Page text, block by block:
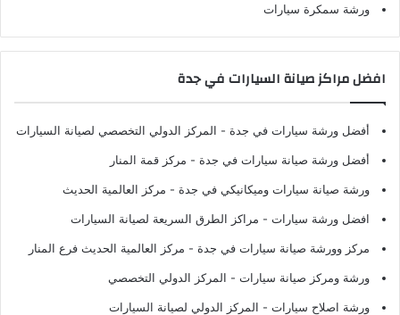
ورشة سمكرة سيارات
افضل مراكز صيانة السيارات في جدة
أفضل ورشة سيارات في جدة - المركز الدولي التخصصي لصيانة السيارات
أفضل ورشة صيانة سيارات في جدة - مركز قمة المنار
ورشة صيانة سيارات وميكانيكي في جدة - مركز العالمية الحديث
افضل ورشة سيارات - مراكز الطرق السريعة لصيانة السيارات
مركز وورشة صيانة سيارات في جدة - مركز العالمية الحديث فرع المنار
ورشة ومركز صيانة سيارات - المركز الدولي التخصصي
ورشة اصلاح سيارات - المركز الدولي لصيانة السيارات